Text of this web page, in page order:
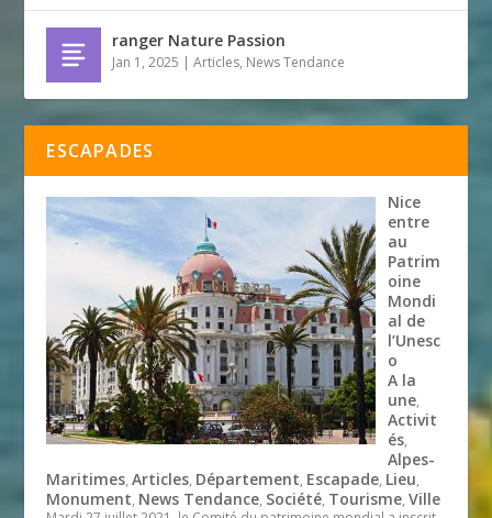
ranger Nature Passion
Jan 1, 2025 |Articles, News Tendance
ESCAPADES
Nice
entre
au
Patrim
oine
Mondi
al de
l’Unesc
o
A la
une,
Activit
és,
Alpes-
Maritimes,Articles, Département, Escapade, Lieu,
Monument, News Tendance, Société, Tourisme,Ville